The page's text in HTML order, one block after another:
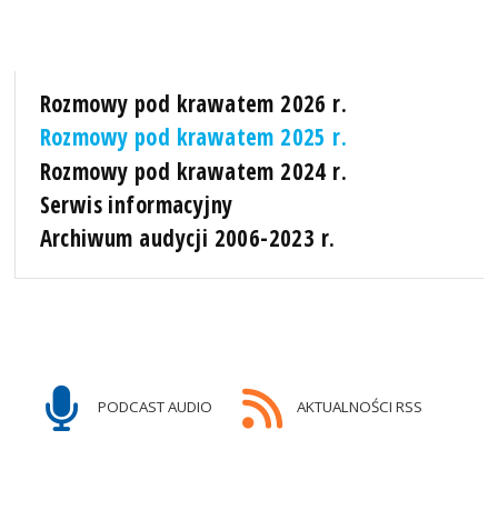
Rozmowy pod krawatem 2026 r.
Rozmowy pod krawatem 2025 r.
Rozmowy pod krawatem 2024 r.
Serwis informacyjny
Archiwum audycji 2006-2023 r.
PODCAST AUDIO AKTUALNOŚCI RSS